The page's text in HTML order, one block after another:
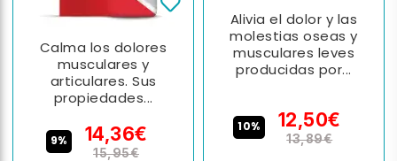
Calma los dolores
musculares y
articulares. Sus
propiedades...
9% 14,36€
15,95€
Alivia el dolor y las
molestias oseas y
musculares leves
producidas por...
10% 12,50€
13,89€